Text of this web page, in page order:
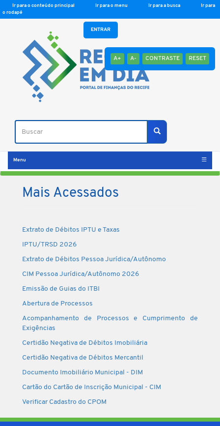
Ir para o conteúdo principal Ir para o menu Ir para a busca
Ir para
o rodapé
A+ A- CONTRASTE RESET
Buscar
Buscar
ENTRAR
Menu
Mais Acessados
Extrato de Débitos IPTU e Taxas
IPTU/TRSD 2026
Extrato de Débitos Pessoa Jurídica/Autônomo
CIM Pessoa Jurídica/Autônomo 2026
Emissão de Guias do ITBI
Abertura de Processos
Acompanhamento de Processos e Cumprimento de
Exigências
Certidão Negativa de Débitos Imobiliária
Certidão Negativa de Débitos Mercantil
Documento Imobiliário Municipal - DIM
Cartão do Cartão de Inscrição Municipal - CIM
Verificar Cadastro do CPOM